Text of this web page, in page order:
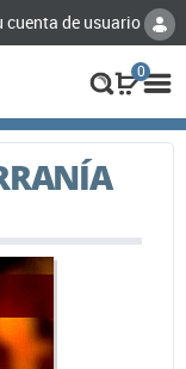
cuenta de usuario
0